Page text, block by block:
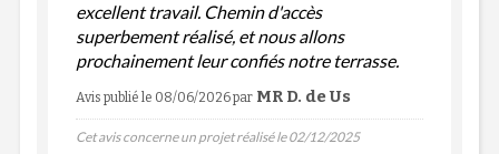
excellent travail. Chemin d'accès
superbement réalisé, et nous allons
prochainement leur confiés notre terrasse.
Avis publié le 08/06/2026par MR D. de Us
Cet avis concerne un projet réalisé le 02/12/2025